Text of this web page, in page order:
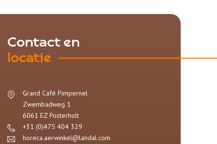
Contact en
locatie
Grand Café Pimpernel
Zwembadweg 1
6061 EZ Posterholt
+31 (0)475 404 329
horeca.aerwinkel@landal.com